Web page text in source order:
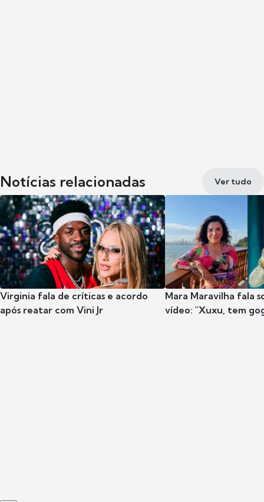
Notícias relacionadas Ver tudo
Virginia fala de críticas e acordo
após reatar com Vini Jr
Mara Maravilha fala
vídeo: "Xuxu, tem